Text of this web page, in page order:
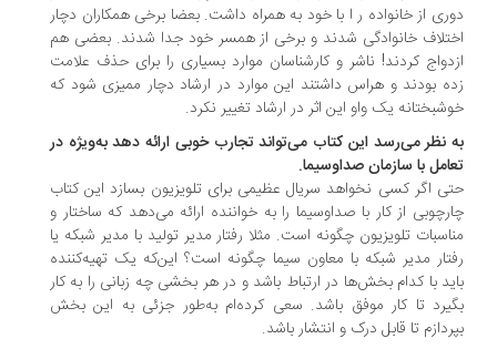
از خانواده ر ا با خود به همراه داشت. بعضا برخی همکاران دچار
خانوادگی شدند و برخی از همسر خود جدا شدند. بعضی هم
کردند! ناشر و کارشناسان موارد بسیاری را برای حذف علامت
بودند و هراس داشتند این موارد در ارشاد دچار ممیزی شود که
یک واو این اثر در ارشاد تغییر نکرد.
نظر می‌‌رسد این کتاب می‌‌تواند تجارب خوبی ارائه دهد به‌ویژه در
با سازمان صداوسیما.
اگر کسی نخواهد سریال عظیمی برای تلویزیون بسازد این کتاب
از کار با صداوسیما را به خواننده ارائه می‌‌دهد که ساختار و
تلویزیون چگونه است. مثلا رفتار مدیر تولید با مدیر شبکه یا
مدیر شبکه با معاون سیما چگونه است؟ این‌که یک تهیه‌کننده
با کدام بخش‌ها در ارتباط باشد و در هر بخشی چه زبانی را به کار
تا کار موفق باشد. ‌سعی کرده‌ام به‌طور جزئی به این بخش
تا قابل درک و انتشار باشد.